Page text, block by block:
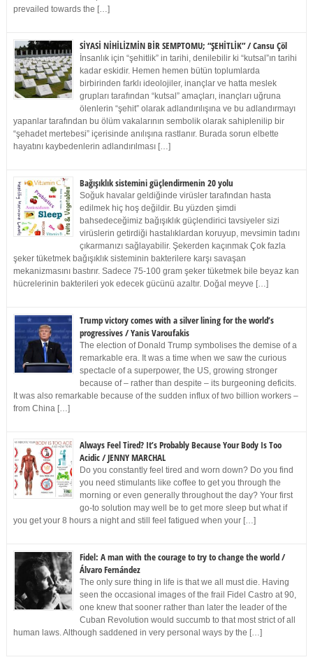
prevailed towards the […]
SİYASİ NİHİLİZMİN BİR SEMPTOMU; “ŞEHİTLİK” / Cansu Çöl
İnsanlık için “şehitlik” in tarihi, denilebilir ki “kutsal”ın tarihi
kadar eskidir. Hemen hemen bütün toplumlarda
birbirinden farklı ideolojiler, inançlar ve hatta meslek
grupları tarafından “kutsal” amaçları, inançları uğruna
ölenlerin “şehit” olarak adlandırılışına ve bu adlandırmayı
yapanlar tarafından bu ölüm vakalarının sembolik olarak sahiplenilip bir
“şehadet mertebesi” içerisinde anılışına rastlanır. Burada sorun elbette
hayatını kaybedenlerin adlandırılması […]
Bağışıklık sistemini güçlendirmenin 20 yolu
Soğuk havalar geldiğinde virüsler tarafından hasta
edilmek hiç hoş değildir. Bu yüzden şimdi
bahsedeceğimiz bağışıklık güçlendirici tavsiyeler sizi
virüslerin getirdiği hastalıklardan koruyup, mevsimin tadını
çıkarmanızı sağlayabilir. Şekerden kaçınmak Çok fazla
şeker tüketmek bağışıklık sisteminin bakterilere karşı savaşan
mekanizmasını bastırır. Sadece 75-100 gram şeker tüketmek bile beyaz kan
hücrelerinin bakterileri yok edecek gücünü azaltır. Doğal meyve […]
Trump victory comes with a silver lining for the world’s
progressives / Yanis Varoufakis
The election of Donald Trump symbolises the demise of a
remarkable era. It was a time when we saw the curious
spectacle of a superpower, the US, growing stronger
because of – rather than despite – its burgeoning deficits.
It was also remarkable because of the sudden influx of two billion workers –
from China […]
Always Feel Tired? It’s Probably Because Your Body Is Too
Acidic / JENNY MARCHAL
Do you constantly feel tired and worn down? Do you find
you need stimulants like coffee to get you through the
morning or even generally throughout the day? Your first
go-to solution may well be to get more sleep but what if
you get your 8 hours a night and still feel fatigued when your […]
Fidel: A man with the courage to try to change the world /
Álvaro Fernández
The only sure thing in life is that we all must die. Having
seen the occasional images of the frail Fidel Castro at 90,
one knew that sooner rather than later the leader of the
Cuban Revolution would succumb to that most strict of all
human laws. Although saddened in very personal ways by the […]